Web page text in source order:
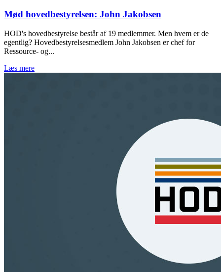
Mød hovedbestyrelsen: John Jakobsen
HOD's hovedbestyrelse består af 19 medlemmer. Men hvem er de
egentlig? Hovedbestyrelsesmedlem John Jakobsen er chef for
Ressource- og...
Læs mere